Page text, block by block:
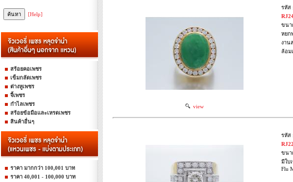
[Help]
สร้อยคอเพชร
เข็มกลัดเพชร
ต่างหูเพชร
จี้เพชร
กำไลเพชร
สร้อยข้อมือและเหรดเพชร
สินค้าอื่นๆ
ราคา มากกว่า 100,001 บาท
ราคา 40,001 - 100,000 บาท
view
รหัส
ขนา
หยก
งาน
ล้อม
รหัส
ขนา
มีใบ
Flu